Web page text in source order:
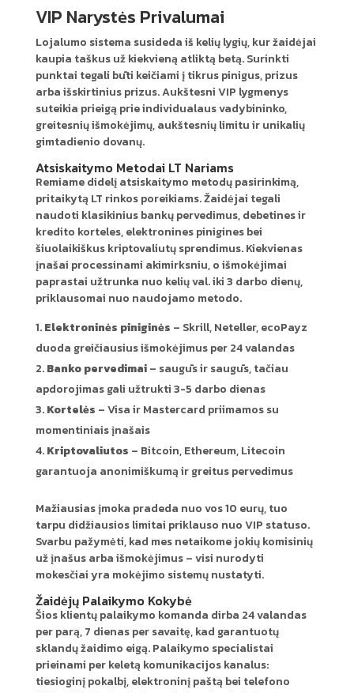
VIP Narystės Privalumai
Lojalumo sistema susideda iš kelių lygių, kur žaidėjai
kaupia taškus už kiekvieną atliktą betą. Surinkti
punktai tegali būti keičiami į tikrus pinigus, prizus
arba išskirtinius prizus. Aukštesni VIP lygmenys
suteikia prieigą prie individualaus vadybininko,
greitesnių išmokėjimų, aukštesnių limitu ir unikalių
gimtadienio dovanų.
Atsiskaitymo Metodai LT Nariams
Remiame didelį atsiskaitymo metodų pasirinkimą,
pritaikytą LT rinkos poreikiams. Žaidėjai tegali
naudoti klasikinius bankų pervedimus, debetines ir
kredito korteles, elektronines pinigines bei
šiuolaikiškus kriptovaliutų sprendimus. Kiekvienas
įnašai processinami akimirksniu, o išmokėjimai
paprastai užtrunka nuo kelių val. iki 3 darbo dienų,
priklausomai nuo naudojamo metodo.
Elektroninės piniginės – Skrill, Neteller, ecoPayz
duoda greičiausius išmokėjimus per 24 valandas
Banko pervedimai– saugūs ir saugūs, tačiau
apdorojimas gali užtrukti 3-5 darbo dienas
Kortelės – Visa ir Mastercard priimamos su
momentiniais įnašais
Kriptovaliutos – Bitcoin, Ethereum, Litecoin
garantuoja anonimiškumą ir greitus pervedimus
Mažiausias įmoka pradeda nuo vos 10 eurų, tuo
tarpu didžiausios limitai priklauso nuo VIP statuso.
Svarbu pažymėti, kad mes netaikome jokių komisinių
už įnašus arba išmokėjimus – visi nurodyti
mokesčiai yra mokėjimo sistemų nustatyti.
Žaidėjų Palaikymo Kokybė
Šios klientų palaikymo komanda dirba 24 valandas
per parą, 7 dienas per savaitę, kad garantuotų
sklandų žaidimo eigą. Palaikymo specialistai
prieinami per keletą komunikacijos kanalus:
tiesioginį pokalbį, elektroninį paštą bei telefono